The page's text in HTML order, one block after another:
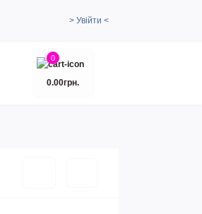
> Увійти <
0
0.00грн.